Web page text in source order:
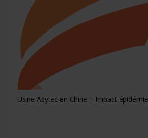
Usine Asytec en Chine – Impact épidémie